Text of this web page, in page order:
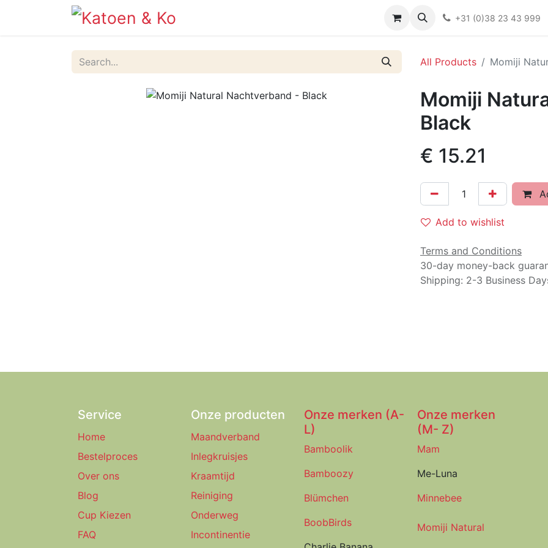
Kieswijzer nacht- en kraamverband
+31 (0)38 23 43 999
All Products Momiji
Momiji
Black
€ 15.21
Add to wishlist
Terms and Conditions
30-day money-back
Shipping: 2-3 Business
Service
Home
Bestelproces
Over ons
Blog
Cup Kiezen
FAQ
Onze merken (A-
L)
Bamboolik
Bamboozy
Blümchen
BoobBirds
Onze merken
(M- Z)
Mam
Me-Luna
Minnebee
Momiji Natural
Onze producten
Maandverband
Inlegkruisjes
Kraamtijd
Reiniging
Onderweg
Incontinentie